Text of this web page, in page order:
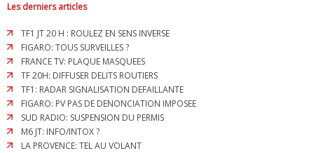
Les derniers articles
TF1 JT 20 H : ROULEZ EN SENS INVERSE
FIGARO: TOUS SURVEILLES ?
FRANCE TV: PLAQUE MASQUEES
TF 20H: DIFFUSER DELITS ROUTIERS
TF1: RADAR SIGNALISATION DEFAILLANTE
FIGARO: PV PAS DE DENONCIATION IMPOSEE
SUD RADIO: SUSPENSION DU PERMIS
M6 JT: INFO/INTOX ?
LA PROVENCE: TEL AU VOLANT